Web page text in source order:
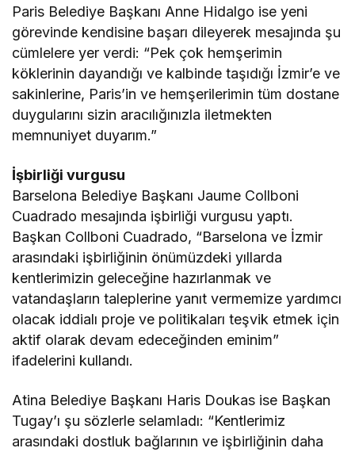
Paris Belediye Başkanı Anne Hidalgo ise yeni
görevinde kendisine başarı dileyerek mesajında şu
cümlelere yer verdi: “Pek çok hemşerimin
köklerinin dayandığı ve kalbinde taşıdığı İzmir’e ve
sakinlerine, Paris’in ve hemşerilerimin tüm dostane
duygularını sizin aracılığınızla iletmekten
memnuniyet duyarım.”
İşbirliği vurgusu
Barselona Belediye Başkanı Jaume Collboni
Cuadrado mesajında işbirliği vurgusu yaptı.
Başkan Collboni Cuadrado, “Barselona ve İzmir
arasındaki işbirliğinin önümüzdeki yıllarda
kentlerimizin geleceğine hazırlanmak ve
vatandaşların taleplerine yanıt vermemize yardımcı
olacak iddialı proje ve politikaları teşvik etmek için
aktif olarak devam edeceğinden eminim”
ifadelerini kullandı.
Atina Belediye Başkanı Haris Doukas ise Başkan
Tugay’ı şu sözlerle selamladı: “Kentlerimiz
arasındaki dostluk bağlarının ve işbirliğinin daha